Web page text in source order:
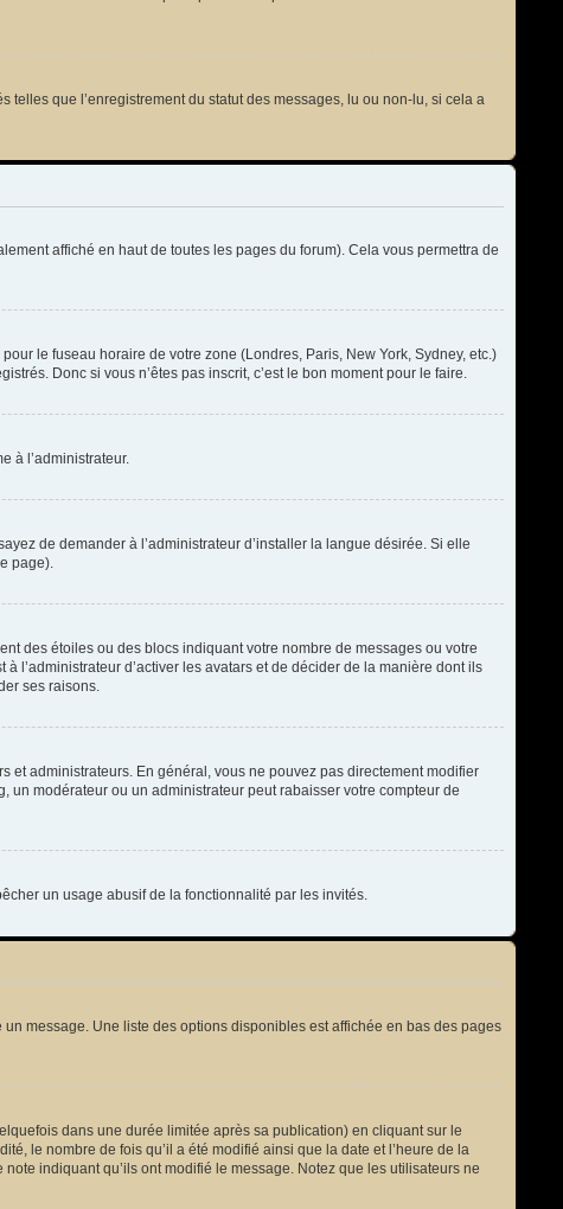
que l’enregistrement du statut des messages, lu ou non-lu, si cela a
affiché en haut de toutes les pages du forum). Cela vous permettra de
le fuseau horaire de votre zone (Londres, Paris, New York, Sydney, etc.)
Donc si vous n’êtes pas inscrit, c’est le bon moment pour le faire.
à l’administrateur.
de demander à l’administrateur d’installer la langue désirée. Si elle
page).
des étoiles ou des blocs indiquant votre nombre de messages ou votre
l’administrateur d’activer les avatars et de décider de la manière dont ils
ses raisons.
et administrateurs. En général, vous ne pouvez pas directement modifier
un modérateur ou un administrateur peut rabaisser votre compteur de
un usage abusif de la fonctionnalité par les invités.
message. Une liste des options disponibles est affichée en bas des pages
dans une durée limitée après sa publication) en cliquant sur le
le nombre de fois qu’il a été modifié ainsi que la date et l’heure de la
indiquant qu’ils ont modifié le message. Notez que les utilisateurs ne